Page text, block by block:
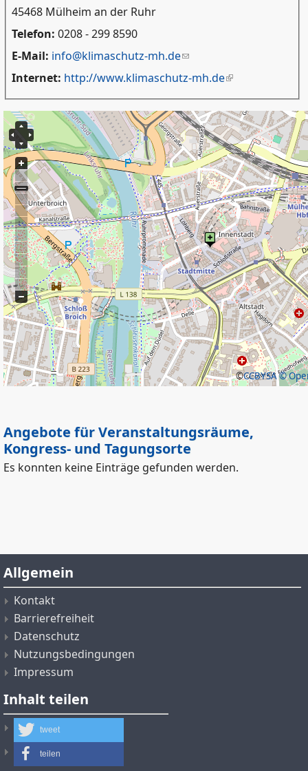
45468 Mülheim an der Ruhr
Telefon: 0208 - 299 8590
E-Mail: info@klimaschutz-mh.de
Internet: http://www.klimaschutz-mh.de
©CCBYSA©
Angebote für Veranstaltungsräume,
Kongress- und Tagungsorte
Es konnten keine Einträge gefunden werden.
Allgemein
Kontakt
Barrierefreiheit
Datenschutz
Nutzungsbedingungen
Impressum
Inhalt teilen
tweet
teilen